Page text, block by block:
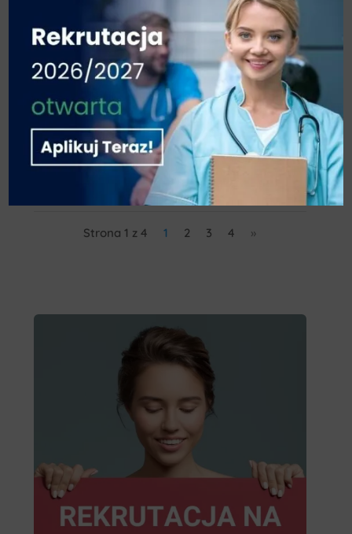
LUDZKI MÓZG – BUDOWA
ORAZ FUNKCJE
21 marca 2024
Mózg to najważniejszy z ludzkich organów.
Mózgowie człowieka pełni wiele
skomplikowanych funkcji, dlatego
nie budzi fakt, jak złożona jest...
czytaj dalej
Strona 1 z 4 1 2 3 4 »